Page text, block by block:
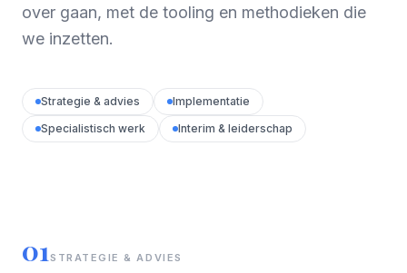
over gaan, met de tooling en methodieken die
we inzetten.
Strategie & advies
Implementatie
Specialistisch werk
Interim & leiderschap
01STRATEGIE & ADVIES